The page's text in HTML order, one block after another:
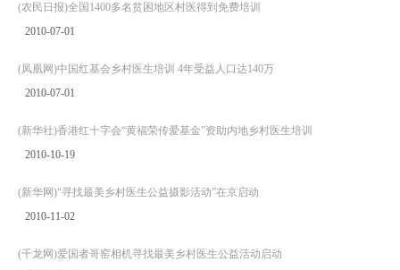
(农民日报)全国1400多名贫困地区村医得到免费培训
2010-07-01
(凤凰网)中国红基会乡村医生培训 4年受益人口达140万
2010-07-01
(新华社)香港红十字会“黄福荣传爱基金”资助内地乡村医生培训
2010-10-19
(新华网)“寻找最美乡村医生公益摄影活动”在京启动
2010-11-02
(千龙网)爱国者哥窑相机寻找最美乡村医生公益活动启动